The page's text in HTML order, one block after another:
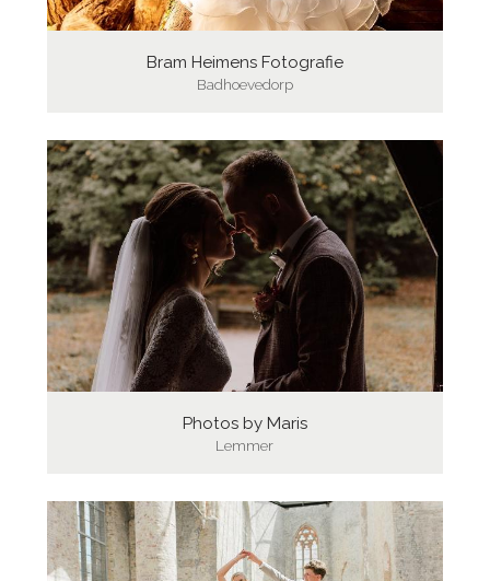
Bram Heimens Fotografie
Badhoevedorp
Photos by Maris
Lemmer